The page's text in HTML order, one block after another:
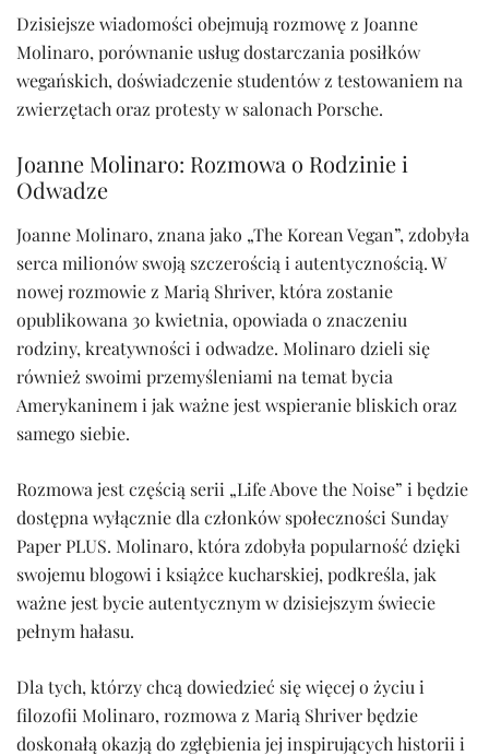
Dzisiejsze wiadomości obejmują rozmowę z Joanne
Molinaro, porównanie usług dostarczania posiłków
wegańskich, doświadczenie studentów z testowaniem na
zwierzętach oraz protesty w salonach Porsche.
Joanne Molinaro: Rozmowa o Rodzinie i
Odwadze
Joanne Molinaro, znana jako „The Korean Vegan”, zdobyła
serca milionów swoją szczerością i autentycznością. W
nowej rozmowie z Marią Shriver, która zostanie
opublikowana 30 kwietnia, opowiada o znaczeniu
rodziny, kreatywności i odwadze. Molinaro dzieli się
również swoimi przemyśleniami na temat bycia
Amerykaninem i jak ważne jest wspieranie bliskich oraz
samego siebie.
Rozmowa jest częścią serii „Life Above the Noise” i będzie
dostępna wyłącznie dla członków społeczności Sunday
Paper PLUS. Molinaro, która zdobyła popularność dzięki
swojemu blogowi i książce kucharskiej, podkreśla, jak
ważne jest bycie autentycznym w dzisiejszym świecie
pełnym hałasu.
Dla tych, którzy chcą dowiedzieć się więcej o życiu i
filozofii Molinaro, rozmowa z Marią Shriver będzie
doskonałą okazją do zgłębienia jej inspirujących historii i